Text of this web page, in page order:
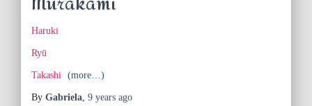
Haruki
Ryū
Takashi (more…)
By Gabriela, 9 years ago